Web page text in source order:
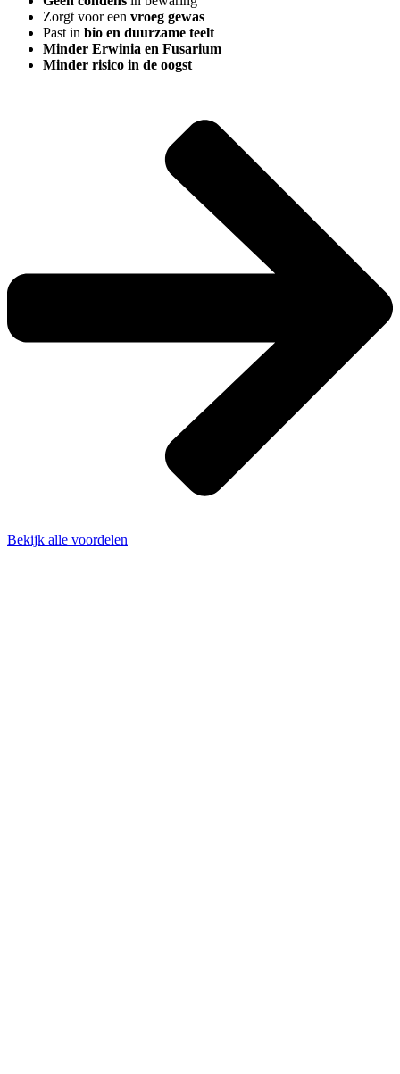
Zorgt voor een vroeg gewas
Past in bio en duurzame teelt
Minder Erwinia en Fusarium
Minder risico in de oogst
Bekijk alle voordelen